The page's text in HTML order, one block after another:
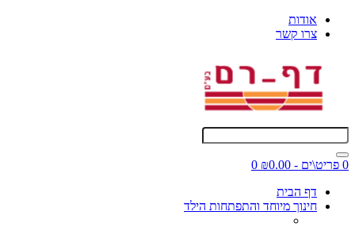
אודות
צרו קשר
0 פריט\ים - ₪0.00
0
דף הבית
חינוך מיוחד והתפתחות הילד